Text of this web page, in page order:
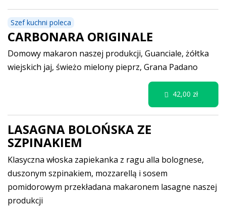
Szef kuchni poleca
CARBONARA ORIGINALE
Domowy makaron naszej produkcji, Guanciale, żółtka
wiejskich jaj, świeżo mielony pieprz, Grana Padano
LASAGNA BOLOŃSKA ZE
SZPINAKIEM
Klasyczna włoska zapiekanka z ragu alla bolognese,
duszonym szpinakiem, mozzarellą i sosem
pomidorowym przekładana makaronem lasagne naszej
produkcji